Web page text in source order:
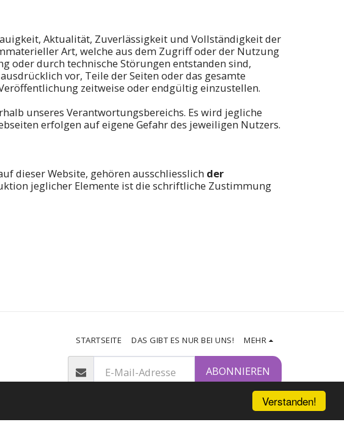
Verstanden!
Aktualität, Zuverlässigkeit und Vollständigkeit der
Art, welche aus dem Zugriff oder der Nutzung
oder durch technische Störungen entstanden sind,
vor, Teile der Seiten oder das gesamte
zeitweise oder endgültig einzustellen.
unseres Verantwortungsbereichs. Es wird jegliche
erfolgen auf eigene Gefahr des jeweiligen Nutzers.
dieser Website, gehören ausschliesslich der
jeglicher Elemente ist die schriftliche Zustimmung
STARTSEITE DAS GIBT ES NUR BEI UNS! MEHR
ABONNIEREN